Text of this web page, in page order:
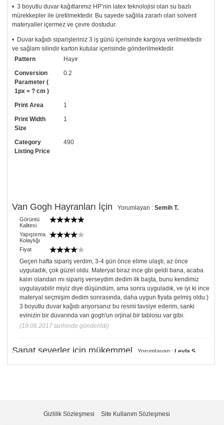
• 3 boyutlu duvar kağıtlarımız HP’nin latex teknolojisi olan su bazlı
mürekkepler ile üretilmektedir. Bu sayede sağlıla zararlı olan solvent
materyaller içermez ve çevre dostudur.
• Duvar kağıdı siparişleriniz 3 iş günü içerisinde kargoya verilmektedir
ve sağlam silindir karton kutular içerisinde gönderilmektedir.
• Tutkalınız, siparişiniz ile birlikte ücretsiz olarak gönderilecektir.
Uygulaması standart duvar kağıdı ile aynıdır. Siparişiniz ile birlikte
uygulama kılavuzu da gönderilecektir.
• Resimli duvar kağıdı modelinizi siyah beyaz renklerde istiyorsanız bizi
arayıp talebinizi iletebilirsiniz.
• Görselde düzenleme yaptırmak istiyorsanız yine bize telefon
numaramızdan ulaşabilirsiniz.
Pattern
Hayır
Conversion
Parameter (
1px = ? cm )
0.2
Print Area
1
Print Width
Size
1
Category
Listing Price
490
Van Gogh Hayranları İçin Yorumlayan :Semih T.
Görüntü
Kalitesi
Yapıştırma
Kolaylığı
Fiyat
Geçen hafta sipariş verdim, 3-4 gün önce elime ulaştı, az önce
uyguladık, çok güzel oldu. Materyal biraz ince gbi geldi bana, acaba
kalın olandan mı sipariş verseydim dedim ilk başta, bunu kendimiz
uygulayabilir miyiz diye düşündüm, ama sonra uyguladık, ve iyi ki ince
materyal seçmişim dedim sonrasında, daha uygun fiyata gelmiş oldu:)
3 boyutlu duvar kağıdı arıyorsanız bu resmi tavsiye ederim, sanki
evinizin bir duvarında van gogh'un orjinal bir tablosu var gibi.
(19.06.2017 tarihinde gönderildi)
Sanat severler için mükemmel Yorumlayan :Leyla S.
(04.08.2014 tarihinde gönderildi)
Gizlilik Sözleşmesi Site Kullanım Sözleşmesi